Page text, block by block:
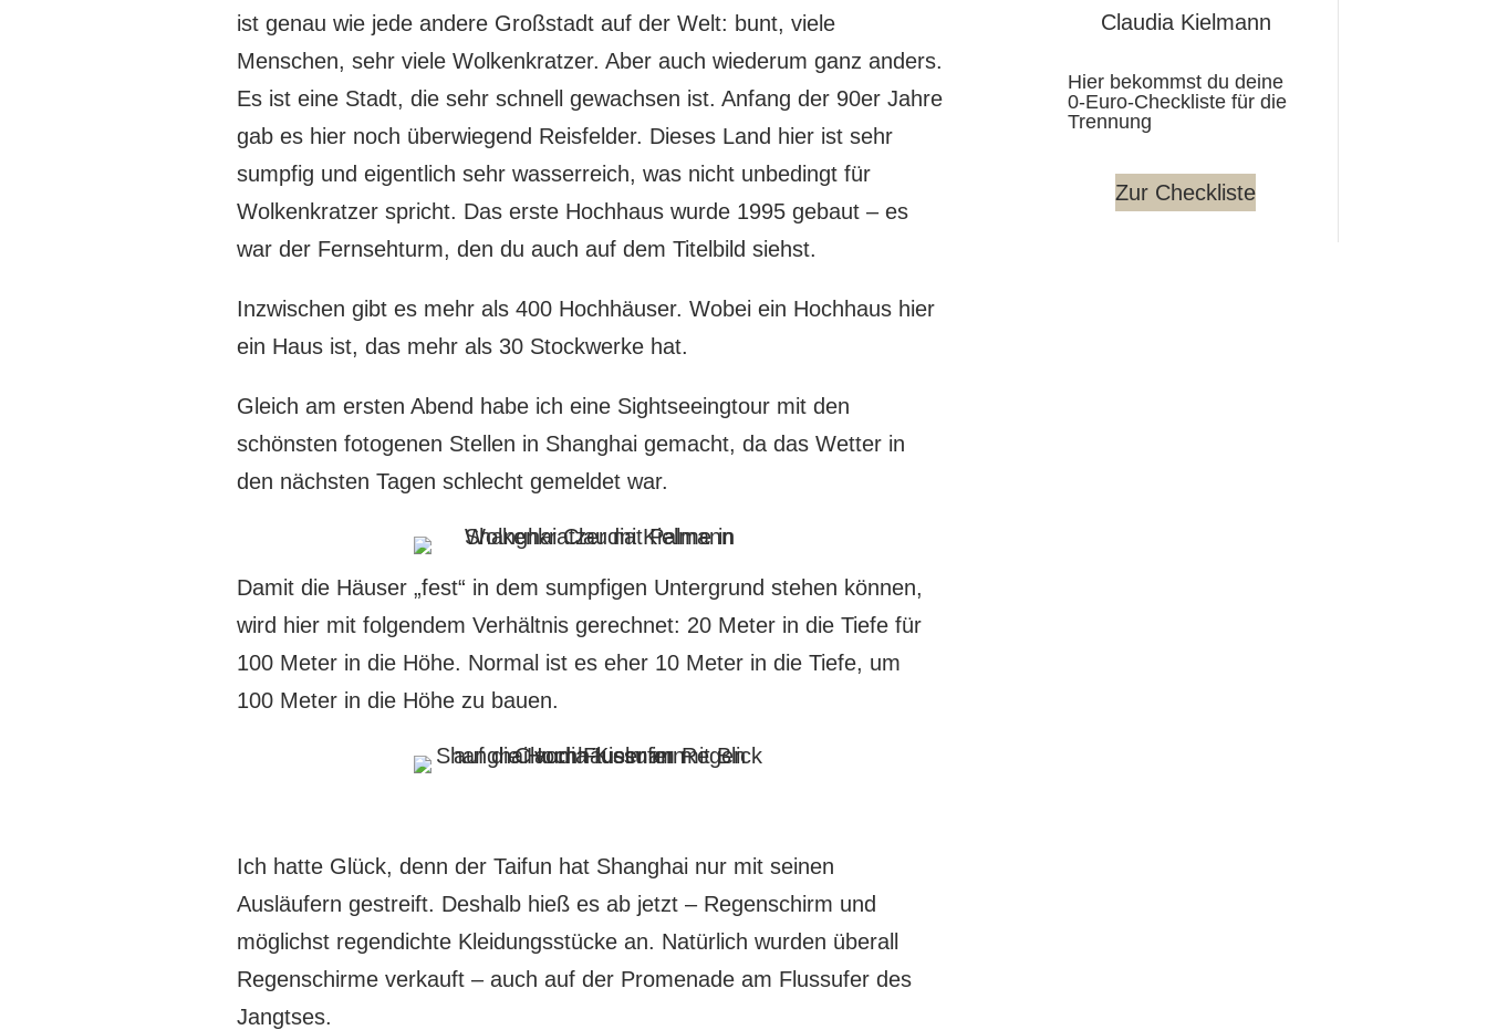
ist genau wie jede andere Großstadt auf der Welt: bunt, viele
Menschen, sehr viele Wolkenkratzer. Aber auch wiederum ganz anders.
Es ist eine Stadt, die sehr schnell gewachsen ist. Anfang der 90er Jahre
gab es hier noch überwiegend Reisfelder. Dieses Land hier ist sehr
sumpfig und eigentlich sehr wasserreich, was nicht unbedingt für
Wolkenkratzer spricht. Das erste Hochhaus wurde 1995 gebaut – es
war der Fernsehturm, den du auch auf dem Titelbild siehst.
Inzwischen gibt es mehr als 400 Hochhäuser. Wobei ein Hochhaus hier
ein Haus ist, das mehr als 30 Stockwerke hat.
Gleich am ersten Abend habe ich eine Sightseeingtour mit den
schönsten fotogenen Stellen in Shanghai gemacht, da das Wetter in
den nächsten Tagen schlecht gemeldet war.
Damit die Häuser „fest“ in dem sumpfigen Untergrund stehen können,
wird hier mit folgendem Verhältnis gerechnet: 20 Meter in die Tiefe für
100 Meter in die Höhe. Normal ist es eher 10 Meter in die Tiefe, um
100 Meter in die Höhe zu bauen.
Ich hatte Glück, denn der Taifun hat Shanghai nur mit seinen
Ausläufern gestreift. Deshalb hieß es ab jetzt – Regenschirm und
möglichst regendichte Kleidungsstücke an. Natürlich wurden überall
Regenschirme verkauft – auch auf der Promenade am Flussufer des
Jangtses.
Hier bekommst du deine
0-Euro-Checkliste für die
Trennung
Zur Checkliste